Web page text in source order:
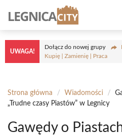
treści
UWAGA!
Dołącz do nowej grupy
Kupię | Zamienię | Praca
Strona główna / Wiadomości /
„Trudne czasy Piastów” w Legnicy
Gawędy o